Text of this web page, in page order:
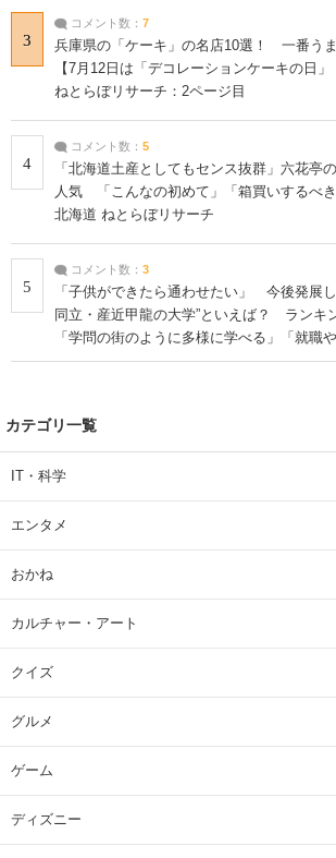
3
コメント数： 7
兵庫県の「ケーキ」の名店10選！ 一番う
【7月12日は「デコレーションケーキの日
ねとらぼリサーチ：2ページ目
4
コメント数： 5
「北海道土産としてもセンス抜群」六花亭
人気 「こんなの初めて」「箱買いするべき
北海道 ねとらぼリサーチ
5
コメント数： 3
「子供ができたら通わせたい」 今後発展
同立・産近甲龍の大学”といえば？ ランキ
「学問の街のように多様に学べる」「就職
| 大学 ねとらぼリサーチ
カテゴリ一覧
IT・科学
エンタメ
おかね
カルチャー・アート
クイズ
グルメ
ゲーム
ディズニー